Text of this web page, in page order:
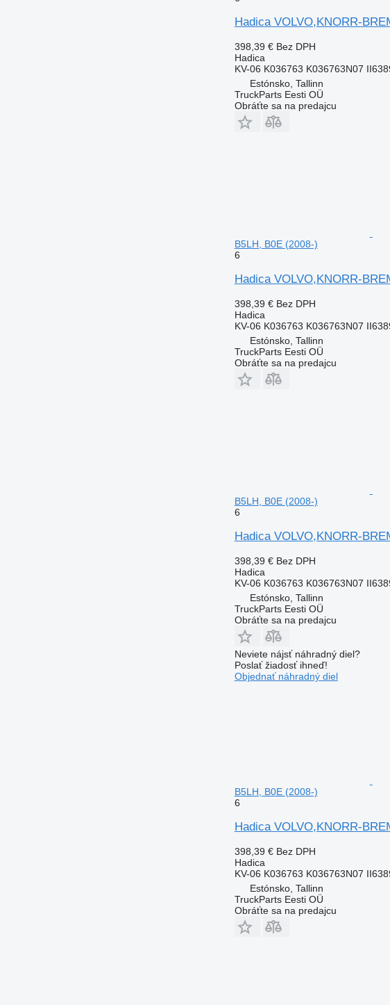
Hadica VOLVO,KNORR-
398,39 € Bez DPH
Hadica
KV-06 K036763 K036763N07
Estónsko, Tallinn
TruckParts Eesti OÜ
Obráťte sa na predajcu
B5LH, B0E (2008-)
6
Hadica VOLVO,KNORR-
398,39 € Bez DPH
Hadica
KV-06 K036763 K036763N07
Estónsko, Tallinn
TruckParts Eesti OÜ
Obráťte sa na predajcu
B5LH, B0E (2008-)
6
Hadica VOLVO,KNORR-
398,39 € Bez DPH
Hadica
KV-06 K036763 K036763N07
Estónsko, Tallinn
TruckParts Eesti OÜ
Obráťte sa na predajcu
Neviete nájsť náhradný diel?
Poslať žiadosť ihneď!
Objednať náhradný diel
B5LH, B0E (2008-)
6
Hadica VOLVO,KNORR-
398,39 € Bez DPH
Hadica
KV-06 K036763 K036763N07
Estónsko, Tallinn
TruckParts Eesti OÜ
Obráťte sa na predajcu